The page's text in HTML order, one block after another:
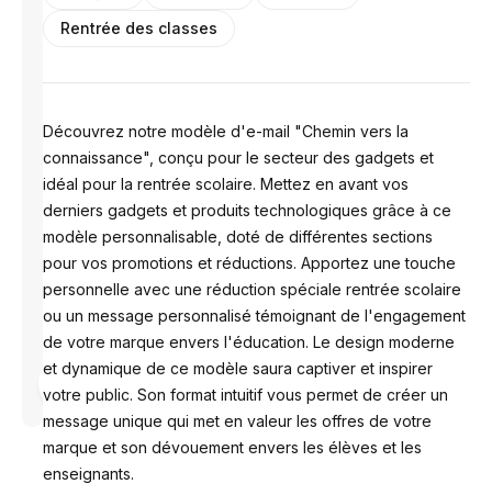
Conçu par
Anastasiia
Rentrée des сlasses
Découvrez notre modèle d'e-mail "Chemin vers la
connaissance", conçu pour le secteur des gadgets et
idéal pour la rentrée scolaire. Mettez en avant vos
derniers gadgets et produits technologiques grâce à ce
modèle personnalisable, doté de différentes sections
pour vos promotions et réductions. Apportez une touche
personnelle avec une réduction spéciale rentrée scolaire
ou un message personnalisé témoignant de l'engagement
de votre marque envers l'éducation. Le design moderne
et dynamique de ce modèle saura captiver et inspirer
votre public. Son format intuitif vous permet de créer un
message unique qui met en valeur les offres de votre
marque et son dévouement envers les élèves et les
enseignants.